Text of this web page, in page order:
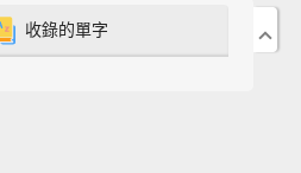
or putting together the
收錄的單字